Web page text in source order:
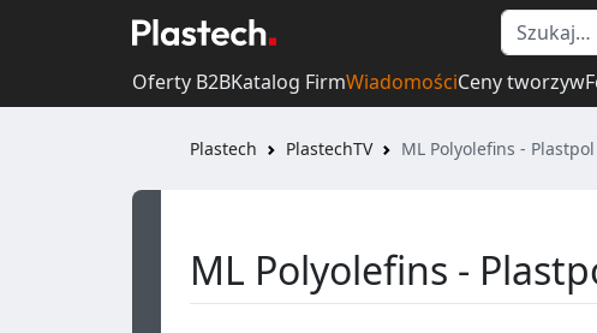
Oferty B2BKatalog FirmWiadomościCeny tworzyw
Plastech PlastechTV ML Polyolefins -
ML Polyolefins -